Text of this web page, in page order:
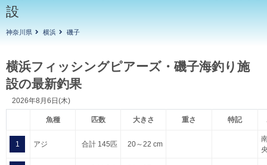
設
神奈川県 横浜 磯子
横浜フィッシングピアーズ・磯子海釣り施
設の最新釣果
2026年8月6日(木)
魚種 匹数 大きさ 重さ 特記
1 アジ 合計 145匹 20～22 cm